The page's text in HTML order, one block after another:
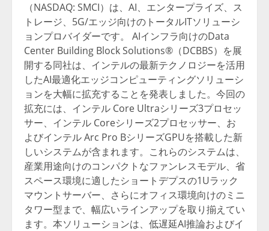
（NASDAQ: SMCI）は、AI、エンタープライズ、ス
トレージ、5G/エッジ向けのトータルITソリューシ
ョンプロバイダーです。 AIインフラ向けのData
Center Building Block Solutions®（DCBBS）を展
開する同社は、インテルの最新テクノロジーを活用
したAI最適化エッジコンピューティングソリューシ
ョンを大幅に拡充することを発表しました。今回の
拡充には、インテル Core Ultraシリーズ3プロセッ
サー、インテル Coreシリーズ2プロセッサー、お
よびインテル Arc Pro BシリーズGPUを搭載した新
しいシステムが含まれます。これらのシステムは、
産業用途向けのコンパクトなファンレスモデル、省
スペース環境に適したショートデプスの1Uラック
マウントサーバー、さらにオフィス環境向けのミニ
タワー型まで、幅広いラインアップを取り揃えてい
ます。本ソリューションは、低遅延AI推論およびイ